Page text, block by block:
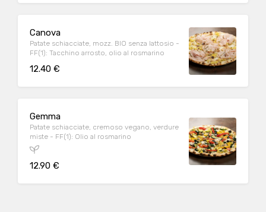
Canova
Patate schiacciate, mozz. BIO senza lattosio -
FF(1): Tacchino arrosto, olio al rosmarino
12.40 €
Gemma
Patate schiacciate, cremoso vegano, verdure
miste - FF(1): Olio al rosmarino
12.90 €